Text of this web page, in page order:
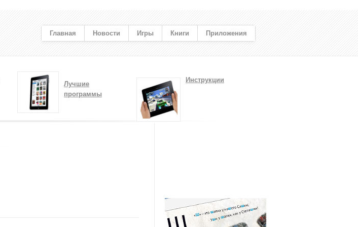
Главная Новости Игры Книги Приложения
Лучшие
программы
Инструкции